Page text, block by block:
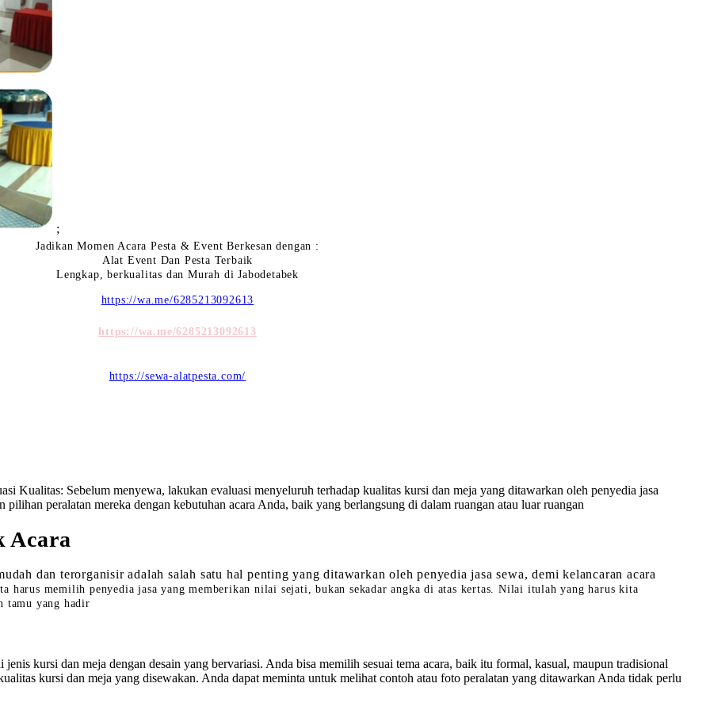
;
Jadikan Momen Acara Pesta & Event Berkesan dengan :
Alat Event Dan Pesta Terbaik
Lengkap, berkualitas dan Murah di Jabodetabek
https://wa.me/6285213092613
https://wa.me/6285213092613
https://sewa-alatpesta.com/
Kualitas: Sebelum menyewa, lakukan evaluasi menyeluruh terhadap kualitas kursi dan meja yang ditawarkan oleh penyedia jasa
peralatan mereka dengan kebutuhan acara Anda, baik yang berlangsung di dalam ruangan atau luar ruangan
Acara
dan terorganisir adalah salah satu hal penting yang ditawarkan oleh penyedia jasa sewa, demi kelancaran acara
memilih penyedia jasa yang memberikan nilai sejati, bukan sekadar angka di atas kertas. Nilai itulah yang harus kita
tamu yang hadir
kursi dan meja dengan desain yang bervariasi. Anda bisa memilih sesuai tema acara, baik itu formal, kasual, maupun tradisional
kursi dan meja yang disewakan. Anda dapat meminta untuk melihat contoh atau foto peralatan yang ditawarkan Anda tidak perlu